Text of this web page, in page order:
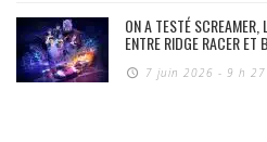
ON A TESTÉ
ENTRE RIDGE RACER ET
7 juin 2026 - 9 h 27